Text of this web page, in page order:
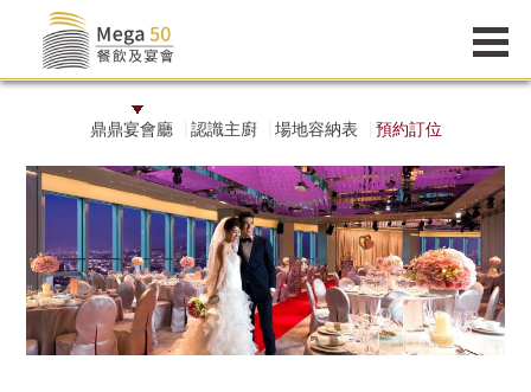
鼎鼎宴會廳 認識主廚 場地容納表 預約訂位